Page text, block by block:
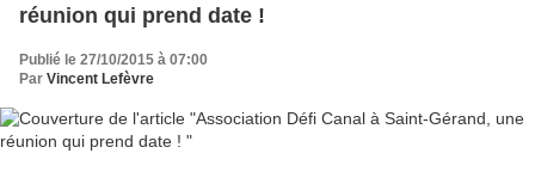
réunion qui prend date !
Publié le 27/10/2015 à 07:00
Par Vincent Lefèvre